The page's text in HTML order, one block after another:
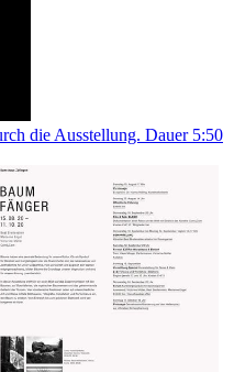
die Ausstellung. Dauer 5:50